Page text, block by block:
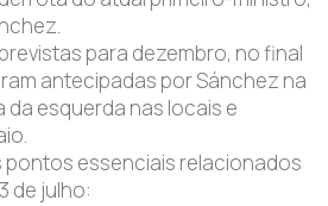
para dezembro, no final
antecipadas por Sánchez na
esquerda nas locais e
pontos essenciais relacionados
de julho: